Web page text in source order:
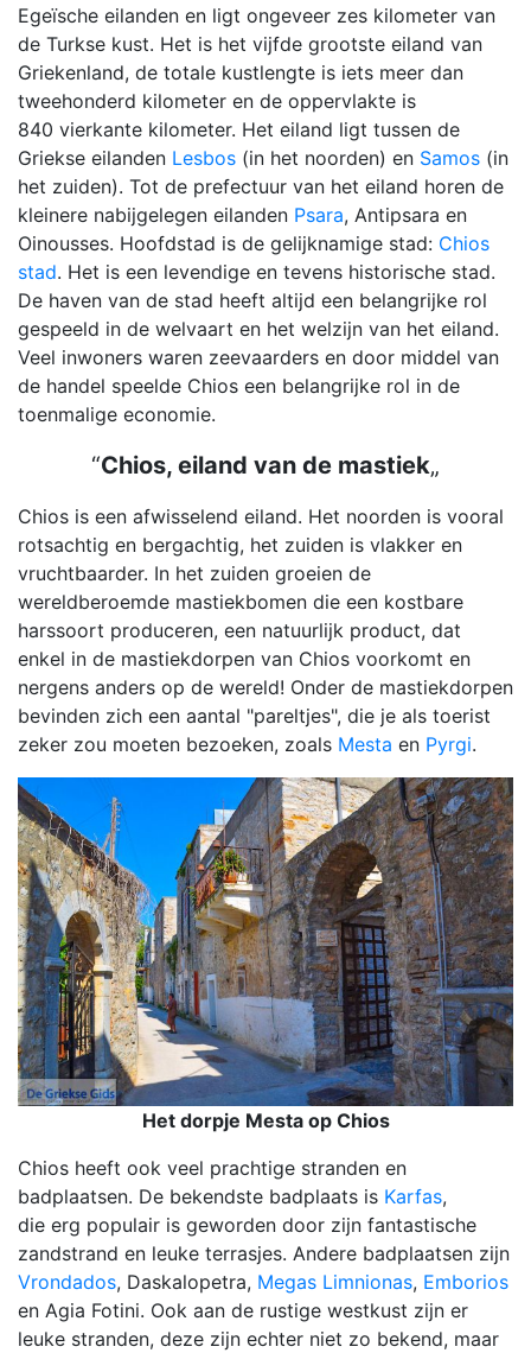
Egeïsche eilanden en ligt ongeveer zes kilometer van
de Turkse kust. Het is het vijfde grootste eiland van
Griekenland, de totale kustlengte is iets meer dan
tweehonderd kilometer en de oppervlakte is
840 vierkante kilometer. Het eiland ligt tussen de
Griekse eilanden Lesbos (in het noorden) en Samos (in
het zuiden). Tot de prefectuur van het eiland horen de
kleinere nabijgelegen eilanden Psara, Antipsara en
Oinousses. Hoofdstad is de gelijknamige stad: Chios
stad. Het is een levendige en tevens historische stad.
De haven van de stad heeft altijd een belangrijke rol
gespeeld in de welvaart en het welzijn van het eiland.
Veel inwoners waren zeevaarders en door middel van
de handel speelde Chios een belangrijke rol in de
toenmalige economie.
“Chios, eiland van de mastiek„
Chios is een afwisselend eiland. Het noorden is vooral
rotsachtig en bergachtig, het zuiden is vlakker en
vruchtbaarder. In het zuiden groeien de
wereldberoemde mastiekbomen die een kostbare
harssoort produceren, een natuurlijk product, dat
enkel in de mastiekdorpen van Chios voorkomt en
nergens anders op de wereld! Onder de mastiekdorpen
bevinden zich een aantal "pareltjes", die je als toerist
zeker zou moeten bezoeken, zoals Mesta en Pyrgi.
Het dorpje Mesta op Chios
Chios heeft ook veel prachtige stranden en
badplaatsen. De bekendste badplaats is Karfas,
die erg populair is geworden door zijn fantastische
zandstrand en leuke terrasjes. Andere badplaatsen zijn
Vrondados, Daskalopetra, Megas Limnionas, Emborios
en Agia Fotini. Ook aan de rustige westkust zijn er
leuke stranden, deze zijn echter niet zo bekend, maar